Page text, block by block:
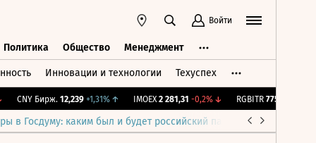
Войти
Политика Общество Менеджмент
Инновации и технологии Техуспех
CNY Бирж. 12,239 +1,31%↑ IMOEX 2 281,31 -0,2%↓ RGBITR 775,48
в Госдуму: каким был и будет российский парламент